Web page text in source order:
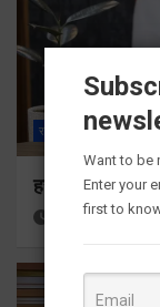
राज्य ALL देहरादून
हर घर तिरंगा
11 hours ago
Want to be
Enter your
first to